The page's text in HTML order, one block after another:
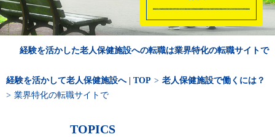
経験を活かした老人保健施設への転職は業界特化の転職サイトで
経験を活かして老人保健施設へ | TOP > 老人保健施設で働くには？
> 業界特化の転職サイトで
TOPICS